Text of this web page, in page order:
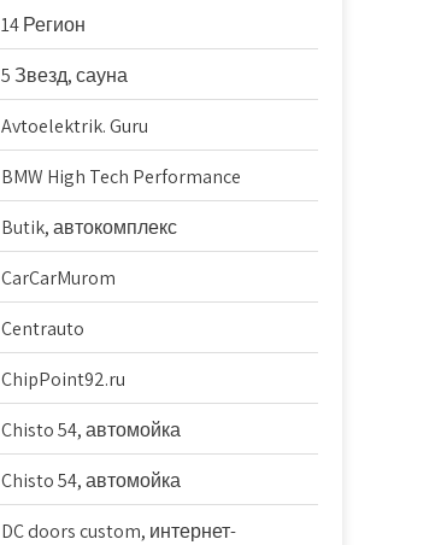
14 Регион
5 Звезд, сауна
Avtoelektrik. Guru
BMW High Tech Performance
Butik, автокомплекс
CarCarMurom
Centrauto
ChipPoint92.ru
Chisto 54, автомойка
Chisto 54, автомойка
DC doors custom, интернет-